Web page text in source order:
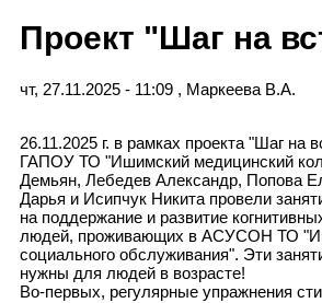
Проект "Шаг на
чт, 27.11.2025 - 11:09 , Маркеева В.А.
26.11.2025 г. в рамках проекта "Шаг на
ГАПОУ ТО "Ишимский медицинский
Демьян, Лебедев Александр, Попова
Дарья и Исипчук Никита провели
на поддержание и развитие
людей, проживающих в АСУСОН ТО
социального обслуживания". Эти
нужны для людей в возрасте!
Во-первых, регулярные упражнения